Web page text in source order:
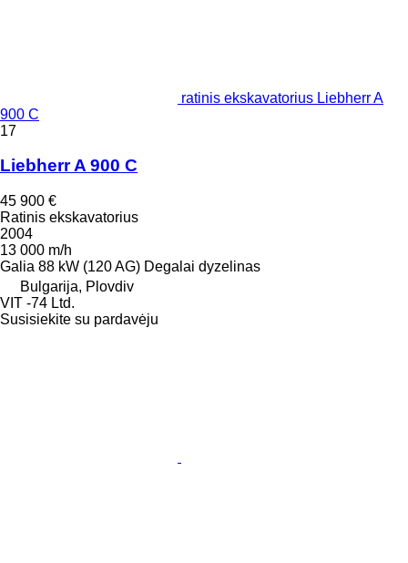
ratinis ekskavatorius Liebherr A
900 C
17
Liebherr A 900 C
45 900 €
Ratinis ekskavatorius
2004
13 000 m/h
Galia 88 kW (120 AG) Degalai dyzelinas
Bulgarija, Plovdiv
VIT -74 Ltd.
Susisiekite su pardavėju